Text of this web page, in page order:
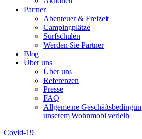
Partner
Abenteuer & Freizeit
Campingplätze
Surfschulen
Werden Sie Partner
Blog
Über uns
Über uns
Referenzen
Presse
FAQ
Allgemeine
unserem Wohnmobilverleih
Covid-19